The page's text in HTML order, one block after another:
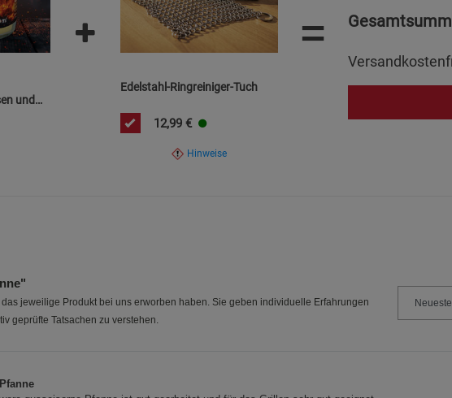
und
Edelstahl-Ringreiniger-Tuch
12,99 €
Hinweise
=
jeweilige Produkt bei uns erworben haben. Sie geben individuelle Erfahrungen
geprüfte Tatsachen zu verstehen.